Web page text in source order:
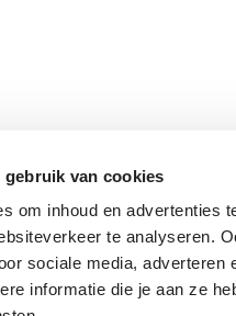
gebruik van cookies
om inhoud en advertenties
te analyseren.
sociale media,
informatie die je aan ze